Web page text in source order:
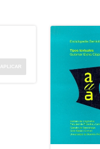
APLICAR